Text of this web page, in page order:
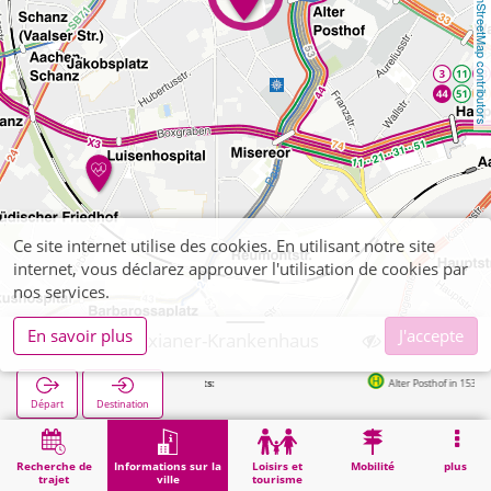
OpenStreetMap contributors
Recherche de
trajet
Informations sur la
ville
Loisirs et
tourisme
Mobilité plus
Aachen, Alexianer-Krankenhaus
Départ Destination
Arrêts suivants: Alter Posthof in 153m
Démarrage Informations sur la ville Aachen, Alexianer-Krankenhaus
Ce site internet utilise des cookies. En utilisant notre site
internet, vous déclarez approuver l'utilisation de cookies par
nos services.
En savoir plus
J'accepte